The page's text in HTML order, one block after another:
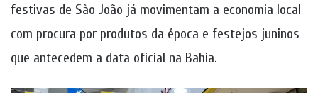
festivas de São João já movimentam a economia local
com procura por produtos da época e festejos juninos
que antecedem a data oficial na Bahia.